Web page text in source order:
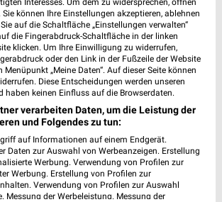
Eberbach
6
Eberbach
09:00 - 19:00 Uhr |
Geöffnet
km • Angebote: 1 Prospekt
Öhringen
15
Öhringen
09:00 - 20:00 Uhr | Geöffnet
Sie können Ihre Einstellungen akzeptieren, ablehnen
auf die Schaltfläche „Einstellungen verwalten“
die Fingerabdruck-Schaltfläche in der linken
klicken. Um Ihre Einwilligung zu widerrufen,
oder den Link in der Fußzeile der Website
„Meine Daten“. Auf dieser Seite können
Diese Entscheidungen werden unseren
haben keinen Einfluss auf die Browserdaten.
verarbeiten Daten, um die Leistung der
und Folgendes zu tun:
auf Informationen auf einem Endgerät.
Daten zur Auswahl von Werbeanzeigen. Erstellung
Werbung. Verwendung von Profilen zur
Werbung. Erstellung von Profilen zur
Verwendung von Profilen zur Auswahl
Messung der Werbeleistung. Messung der